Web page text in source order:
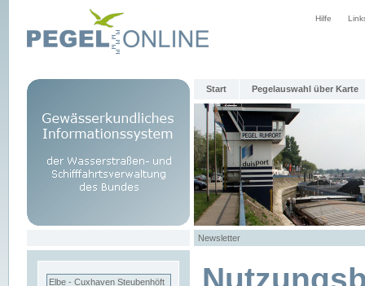
Hilfe
Start Pegelauswahl über Karte
Newsletter
Elbe - Cuxhaven Steubenhöft